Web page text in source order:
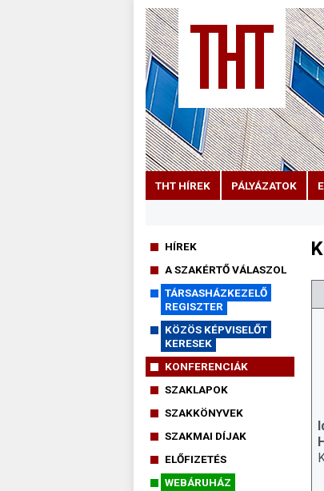
THT HÍREK PÁLYÁZATOK
HÍREK
A SZAKÉRTŐ VÁLASZOL
TÁRSASHÁZKEZELŐ
REGISZTER
KÖZÖS KÉPVISELŐT
KERESEK
KONFERENCIÁK
SZAKLAPOK
SZAKKÖNYVEK
SZAKMAI DÍJAK
ELŐFIZETÉS
WEBÁRUHÁZ